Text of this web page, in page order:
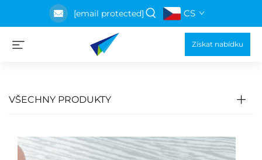
[email protected] CS
Získat nabídku
VŠECHNY PRODUKTY